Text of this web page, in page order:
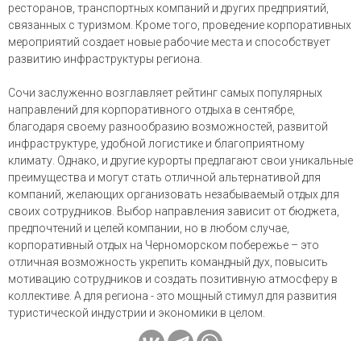
ресторанов, транспортных компаний и других предприятий,
связанных с туризмом. Кроме того, проведение корпоративных
мероприятий создает новые рабочие места и способствует
развитию инфраструктуры региона.
Сочи заслуженно возглавляет рейтинг самых популярных
направлений для корпоративного отдыха в сентябре,
благодаря своему разнообразию возможностей, развитой
инфраструктуре, удобной логистике и благоприятному
климату. Однако, и другие курорты предлагают свои уникальные
преимущества и могут стать отличной альтернативой для
компаний, желающих организовать незабываемый отдых для
своих сотрудников. Выбор направления зависит от бюджета,
предпочтений и целей компании, но в любом случае,
корпоративный отдых на Черноморском побережье – это
отличная возможность укрепить командный дух, повысить
мотивацию сотрудников и создать позитивную атмосферу в
коллективе. А для региона - это мощный стимул для развития
туристической индустрии и экономики в целом.